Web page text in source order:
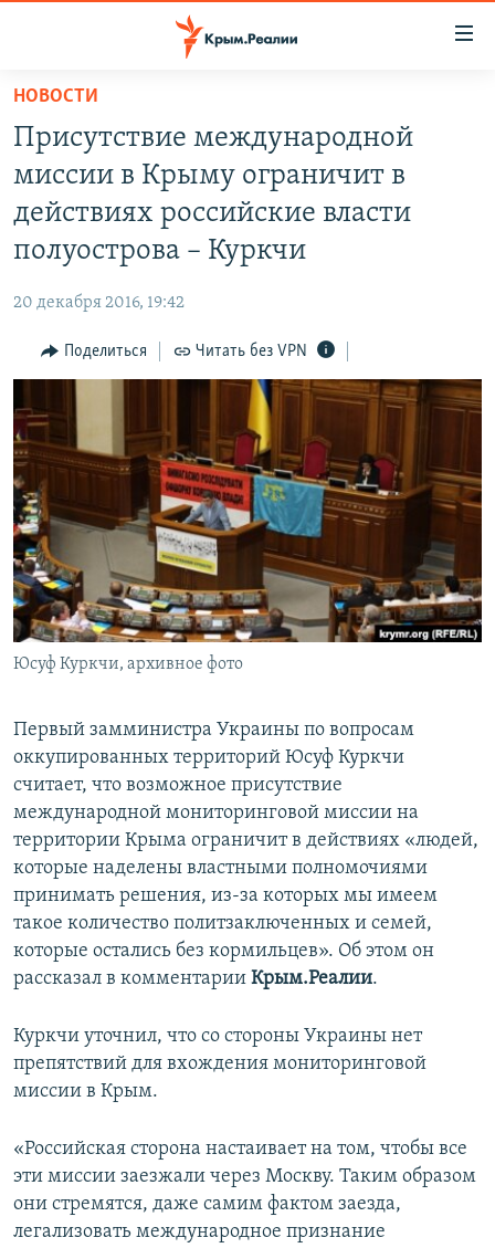
Вернуться
основному
содержанию
Вернутся
главной
Вернутся
поиску
СПЕЦПРОЕКТЫ
ГРУЗ 200
КАРТА ВОЕННЫХ ОБЪЕКТОВ КРЫМА
ВОДА
ИНТЕРАКТИВ
ИНФОГРАФИКА
СОВЕТЫ ПРАВОЗАЩИТНИКОВ
ПРОПАВШИЕ БЕЗ ВЕСТИ
ПОБЕДИТЕЛЕЙ НЕ СУДЯТ?
КРЫМ.НЕПОКОРЕННЫЙ
ELIFBE
УКРАИНСКАЯ ПРОБЛЕМА КРЫМА
РАДІО СВОБОДА
КАК ОБОЙТИ БЛОКИРОВКУ
Українською
Qırımtatar
ПРИСОЕДИНЯЙТЕСЬ!
Все сайты RFE/RL
НОВОСТИ
Присутствие международной
миссии в Крыму ограничит в
действиях российские власти
полуострова – Куркчи
20 декабря 2016, 19:42
Поделиться Читать без VPN
Юсуф Куркчи, архивное фото
Первый замминистра Украины по вопросам
оккупированных территорий Юсуф Куркчи
считает, что возможное присутствие
международной мониторинговой миссии на
территории Крыма ограничит в действиях «людей,
которые наделены властными полномочиями
принимать решения, из-за которых мы имеем
такое количество политзаключенных и семей,
которые остались без кормильцев». Об этом он
рассказал в комментарии Крым.Реалии.
Куркчи уточнил, что со стороны Украины нет
препятствий для вхождения мониторинговой
миссии в Крым.
«Российская сторона настаивает на том, чтобы все
эти миссии заезжали через Москву. Таким образом
они стремятся, даже самим фактом заезда,
легализовать международное признание